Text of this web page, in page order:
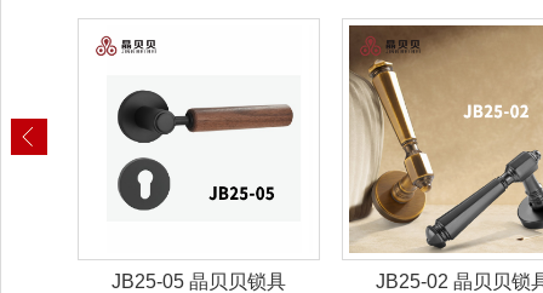
JB25-02 晶贝贝锁具 JB25-01 晶贝贝锁